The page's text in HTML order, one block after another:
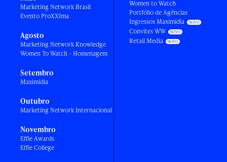
Marketing Network Brasil
Evento ProXXIma
Agosto
Marketing Network Knowledge
Women To Watch - Homenagem
Setembro
Maximídia
Outubro
Marketing Network Internacional
Novembro
Effie Awards
Effie College
Women to Watch
Portfólio de Agências
Ingressos Maximídia
Convites WW
Retail Media